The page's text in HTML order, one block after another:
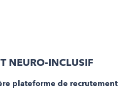
NEURO-INCLUSIF
plateforme de recrutement